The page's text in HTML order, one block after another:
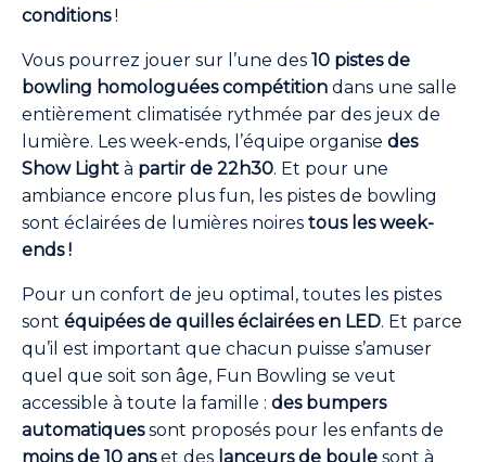
conditions!
Vous pourrez jouer sur l’une des 10 pistes de
bowling homologuées compétition dans une salle
entièrement climatisée rythmée par des jeux de
lumière. Les week-ends, l’équipe organise des
Show Light à partir de 22h30. Et pour une
ambiance encore plus fun, les pistes de bowling
sont éclairées de lumières noires tous les week-
ends !
Pour un confort de jeu optimal, toutes les pistes
sont équipées de quilles éclairées en LED. Et parce
qu’il est important que chacun puisse s’amuser
quel que soit son âge, Fun Bowling se veut
accessible à toute la famille : des bumpers
automatiquessont proposés pour les enfants de
moins de 10 anset des lanceurs de boule sont à